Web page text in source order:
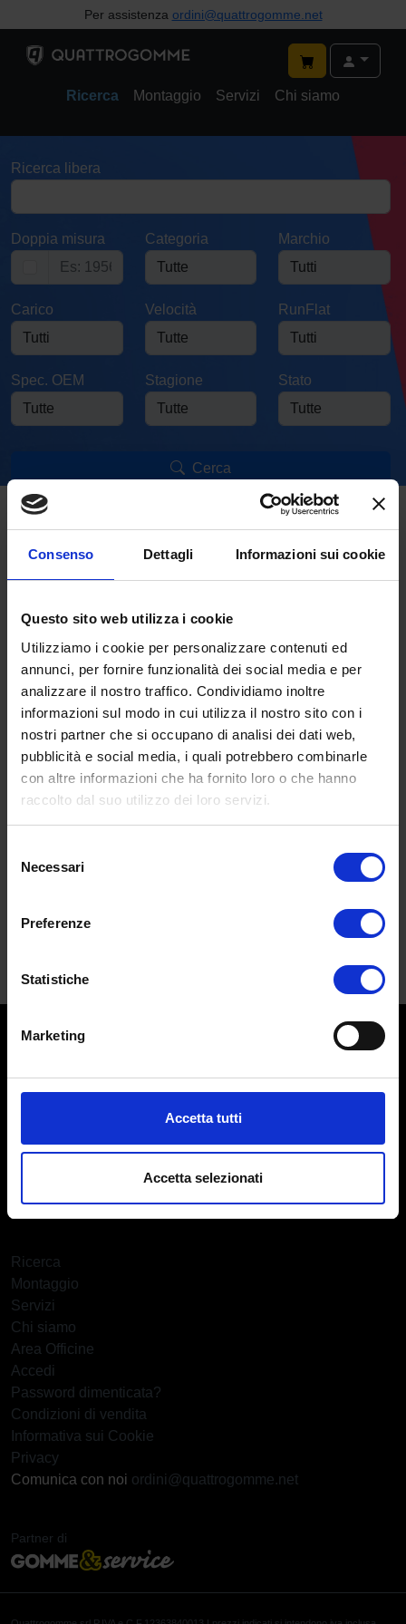
Consenso Dettagli Informazioni sui cookie
Questo sito web utilizza i cookie
Utilizziamo i cookie per personalizzare contenuti ed
annunci, per fornire funzionalità dei social media e per
analizzare il nostro traffico. Condividiamo inoltre
informazioni sul modo in cui utilizza il nostro sito con i
nostri partner che si occupano di analisi dei dati web,
pubblicità e social media, i quali potrebbero combinarle
con altre informazioni che ha fornito loro o che hanno
raccolto dal suo utilizzo dei loro servizi.
delNecessari
Preferenze
Statistiche
Marketing
Accetta tutti
Accetta selezionati
Per assistenza ordini@quattrogomme.net
Ricerca Montaggio Servizi Chi siamo
Ricerca libera
Doppia misura Categoria Marchio
Carico Velocità RunFlat
Spec. OEM Stagione Stato
Cerca
Il cambiogomme in 3 passi su
Quattrogomme.net
Scegli
Scegli i tuoi
pneumatici tra
migliaia di
referenze a
magazzino.
Installa
Seleziona la
data per il
montaggio
presso uno dei
nostri centri
autorizzati.
Riparti
Paga sul sito
oppure al
centro di
montaggio e
lampo.
Ricerca
Montaggio
Servizi
Chi siamo
Area Officine
Accedi
Password dimenticata?
Condizioni di vendita
Informativa sui Cookie
Privacy
Comunica con noi ordini@quattrogomme.net
Partner di